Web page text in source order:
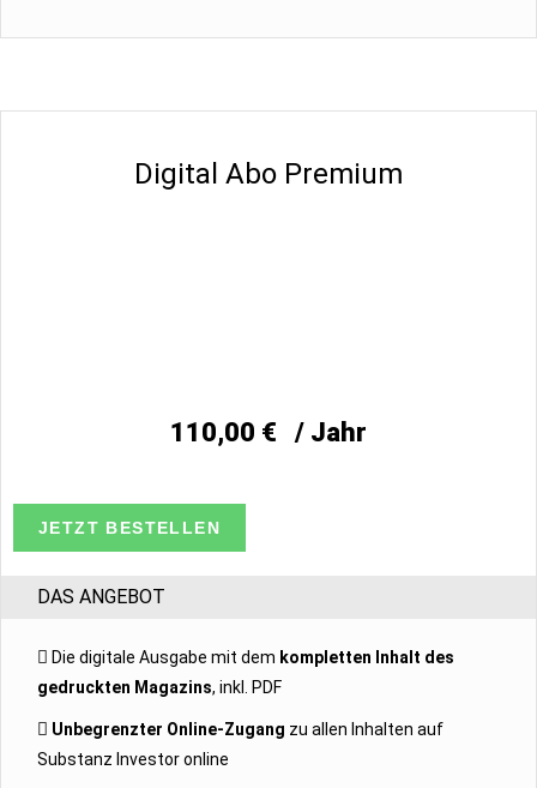
Digital Abo Premium
110,00 € / Jahr
JETZT BESTELLEN
DAS ANGEBOT
Die digitale Ausgabe mit dem kompletten Inhalt des
gedruckten Magazins, inkl. PDF
Unbegrenzter Online-Zugang zu allen Inhalten auf
Substanz Investor online